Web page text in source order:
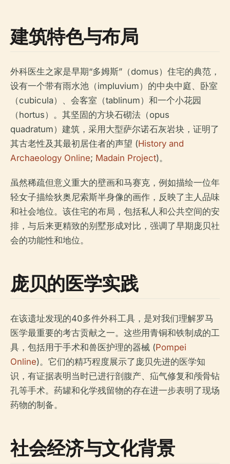
建筑特色与布局
外科医生之家是早期“多姆斯”（domus）住宅的典范，
设有一个带有雨水池（impluvium）的中央中庭、卧室
（cubicula）、会客室（tablinum）和一个小花园
（hortus）。其坚固的方块石砌法（opus
quadratum）建筑，采用大型萨尔诺石灰岩块，证明了
其古老性及其最初居住者的声望 (History and
Archaeology Online; Madain Project)。
虽然稀疏但意义重大的壁画和马赛克，例如描绘一位年
轻女子描绘狄奥尼索斯半身像的画作，反映了主人品味
和社会地位。该住宅的布局，包括私人和公共空间的安
排，与后来更精致的别墅形成对比，强调了早期庞贝社
会的功能性和地位。
庞贝的医学实践
在该遗址发现的40多件外科工具，是对我们理解罗马
医学最重要的考古贡献之一。这些用青铜和铁制成的工
具，包括用于手术和兽医护理的器械 (Pompei
Online)。它们的精巧程度展示了庞贝先进的医学知
识，有证据表明当时已进行剖腹产、疝气修复和颅骨钻
孔等手术。药罐和化学残留物的存在进一步表明了现场
药物的制备。
社会经济与文化背景